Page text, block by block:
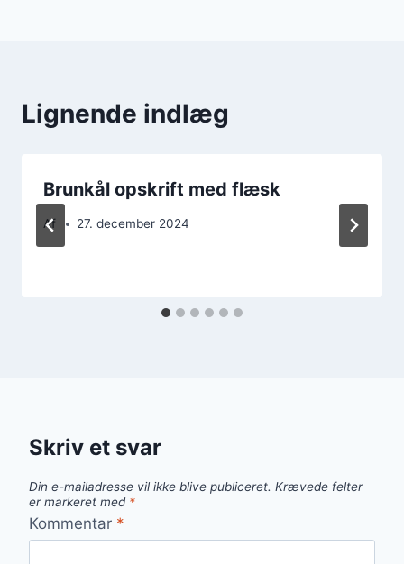
Lignende indlæg
Brunkål opskrift med flæsk
Af 27. december 2024
Skriv et svar
Din e-mailadresse vil ikke blive publiceret. Krævede felter
er markeret med *
Kommentar *